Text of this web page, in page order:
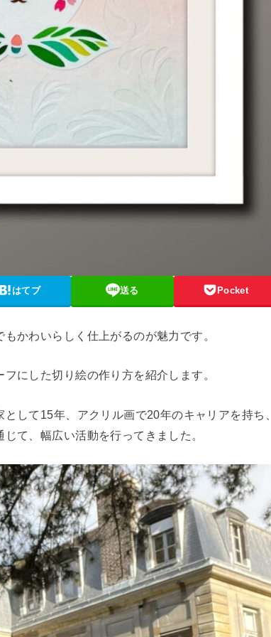
はてブ 送る Pocket
かわいらしく仕上がるのが魅力です。
にした切り絵の作り方を紹介します。
して15年、アクリル画で20年のキャリアを持ち、
て、幅広い活動を行ってきました。